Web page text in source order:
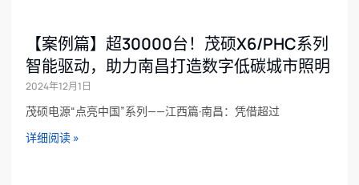
【案例篇】超30000台！茂硕X6/PHC系列
智能驱动，助力南昌打造数字低碳城市照明
2024年12月1日
茂硕电源“点亮中国”系列——江西篇·南昌：凭借超过
详细阅读 »